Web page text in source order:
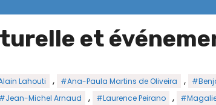
et
Lahouti , #Ana-Paula Martins de Oliveira ,
#Jean-Michel Arnaud , #Laurence Peirano ,